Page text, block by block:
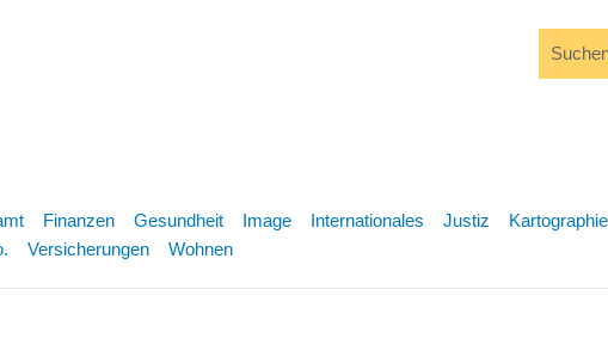
Finanzen Gesundheit Image Internationales Justiz Kartographie
Versicherungen Wohnen